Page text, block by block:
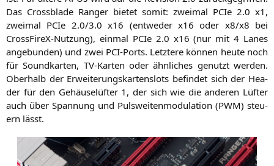
Das Cross­bla­de Ran­ger bie­tet somit: zwei­mal PCIe 2.0 x1,
zwei­mal PCIe 2.0/3.0 x16 (ent­we­der x16 oder x8/x8 bei
Cross­FireX-Nut­zung), ein­mal PCIe 2.0 x16 (nur mit 4 Lanes
ange­bun­den) und zwei PCI-Ports. Letz­te­re kön­nen heu­te noch
für Sound­kar­ten, TV-Kar­ten oder ähn­li­ches genutzt wer­den.
Ober­halb der Erwei­te­rungs­kar­ten­slots befin­det sich der Hea­
der für den Gehäu­selüf­ter 1, der sich wie die ande­ren Lüf­ter
auch über Span­nung und Puls­wei­ten­mo­du­la­ti­on (PWM) steu­
ern lässt.